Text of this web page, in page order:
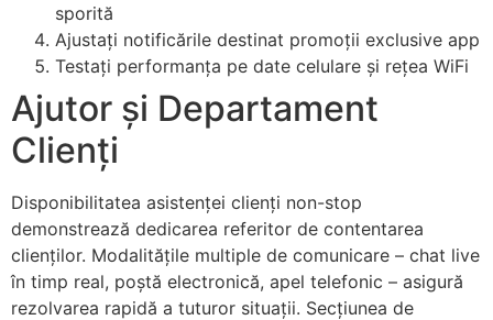
sporită
Ajustați notificările destinat promoții exclusive app
Testați performanța pe date celulare și rețea WiFi
Ajutor și Departament
Clienți
Disponibilitatea asistenței clienți non-stop
demonstrează dedicarea referitor de contentarea
clienților. Modalitățile multiple de comunicare – chat live
în timp real, poștă electronică, apel telefonic – asigură
rezolvarea rapidă a tuturor situații. Secțiunea de